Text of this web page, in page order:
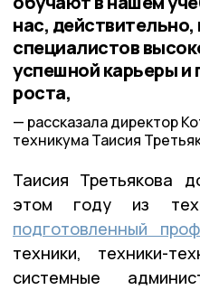
нас, действительно,
специалистов
успешной карьеры
роста,
рассказала директор
техникума Таисия
Таисия Третьякова
этом году из
подготовленный
техники, техники-
системные